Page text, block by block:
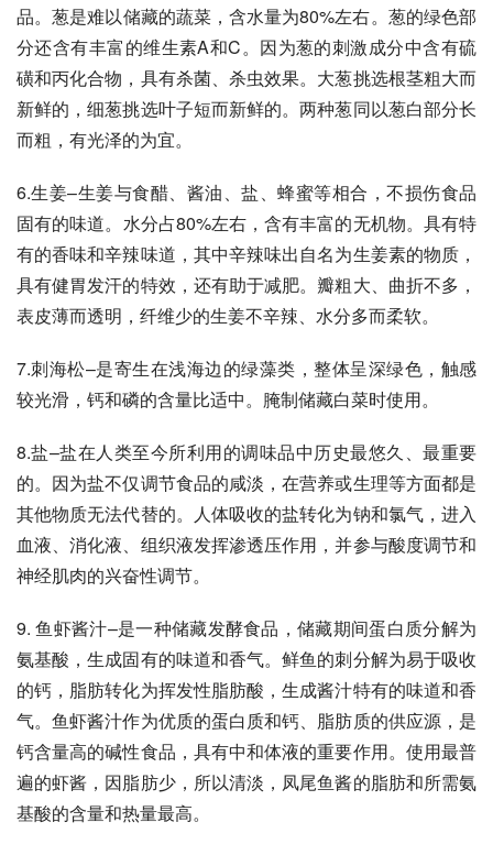
品。葱是难以储藏的蔬菜，含水量为80%左右。葱的绿色部
分还含有丰富的维生素A和C。因为葱的刺激成分中含有硫
磺和丙化合物，具有杀菌、杀虫效果。大葱挑选根茎粗大而
新鲜的，细葱挑选叶子短而新鲜的。两种葱同以葱白部分长
而粗，有光泽的为宜。
6.生姜–生姜与食醋、酱油、盐、蜂蜜等相合，不损伤食品
固有的味道。水分占80%左右，含有丰富的无机物。具有特
有的香味和辛辣味道，其中辛辣味出自名为生姜素的物质，
具有健胃发汗的特效，还有助于减肥。瓣粗大、曲折不多，
表皮薄而透明，纤维少的生姜不辛辣、水分多而柔软。
7.刺海松–是寄生在浅海边的绿藻类，整体呈深绿色，触感
较光滑，钙和磷的含量比适中。腌制储藏白菜时使用。
8.盐–盐在人类至今所利用的调味品中历史最悠久、最重要
的。因为盐不仅调节食品的咸淡，在营养或生理等方面都是
其他物质无法代替的。人体吸收的盐转化为钠和氯气，进入
血液、消化液、组织液发挥渗透压作用，并参与酸度调节和
神经肌肉的兴奋性调节。
9. 鱼虾酱汁–是一种储藏发酵食品，储藏期间蛋白质分解为
氨基酸，生成固有的味道和香气。鲜鱼的刺分解为易于吸收
的钙，脂肪转化为挥发性脂肪酸，生成酱汁特有的味道和香
气。鱼虾酱汁作为优质的蛋白质和钙、脂肪质的供应源，是
钙含量高的碱性食品，具有中和体液的重要作用。使用最普
遍的虾酱，因脂肪少，所以清淡，凤尾鱼酱的脂肪和所需氨
基酸的含量和热量最高。